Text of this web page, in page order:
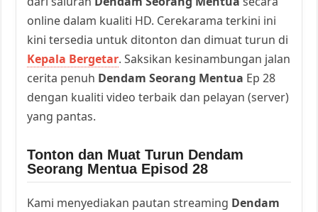
online dalam kualiti HD. Cerekarama terkini ini
kini tersedia untuk ditonton dan dimuat turun di
Kepala Bergetar. Saksikan kesinambungan jalan
cerita penuh Dendam Seorang Mentua Ep 28
dengan kualiti video terbaik dan pelayan (server)
yang pantas.
Tonton dan Muat Turun Dendam
Seorang Mentua Episod 28
Kami menyediakan pautan streaming Dendam